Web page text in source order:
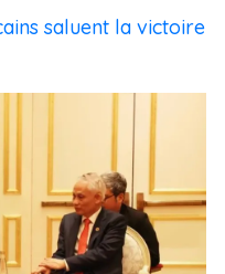
saluent la victoire